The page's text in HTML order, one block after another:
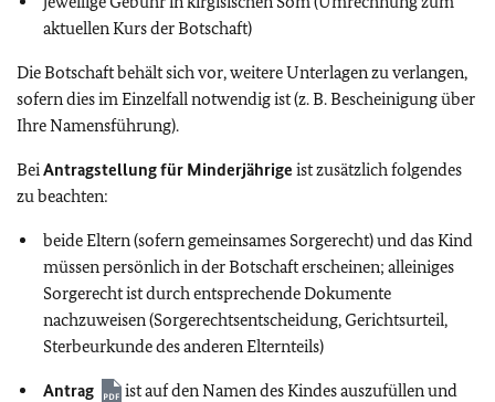
aktuellen Kurs der Botschaft)
Die Botschaft behält sich vor, weitere Unterlagen zu verlangen,
sofern dies im Einzelfall notwendig ist (z. B. Bescheinigung über
Ihre Namensführung).
BeiAntragstellung für Minderjährige ist zusätzlich folgendes
zu beachten:
beide Eltern (sofern gemeinsames Sorgerecht) und das Kind
müssen persönlich in der Botschaft erscheinen; alleiniges
Sorgerecht ist durch entsprechende Dokumente
nachzuweisen (Sorgerechtsentscheidung, Gerichtsurteil,
Sterbeurkunde des anderen Elternteils)
Antrag
ist auf den Namen des Kindes auszufüllen und